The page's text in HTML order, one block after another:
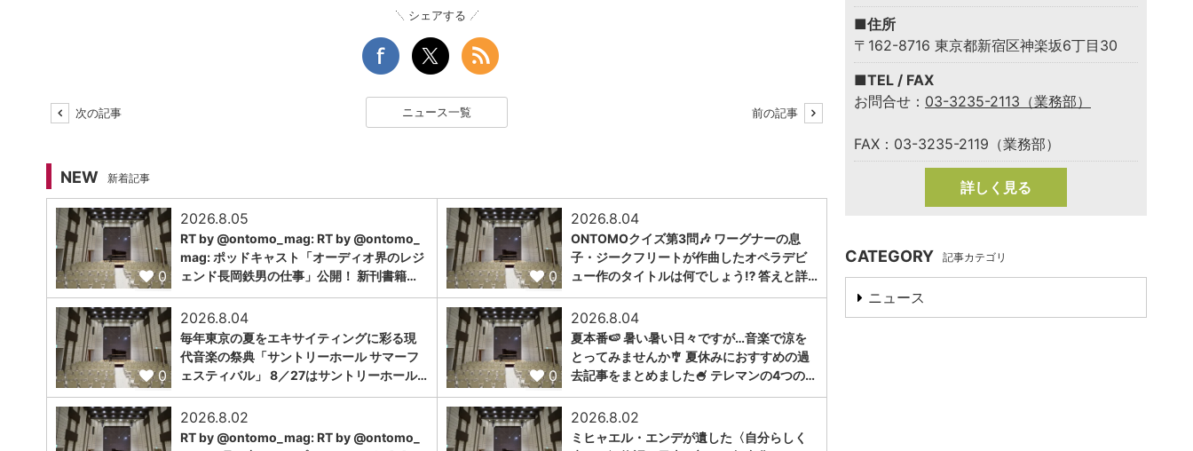
シェアする
次の記事 ニュース一覧 前の記事
NEW 新着記事
0
2026.8.05
RT by @ontomo_mag: RT by @ontomo_
mag: ポッドキャスト「オーディオ界のレジ
ェンド長岡鉄男の仕事」公開！ 新刊書籍…
0
2026.8.04
ONTOMOクイズ第3問🎶 ワーグナーの息
子・ジークフリートが作曲したオペラデビ
ュー作のタイトルは何でしょう⁉️ 答えと詳…
0
2026.8.04
毎年東京の夏をエキサイティングに彩る現
代音楽の祭典「サントリーホール サマーフ
ェスティバル」 8／27はサントリーホール…
0
2026.8.04
夏本番🍉 暑い暑い日々ですが…音楽で涼を
とってみませんか🎐 夏休みにおすすめの過
去記事をまとめました🍧 テレマンの4つの…
2026.8.02
RT by @ontomo_mag: RT by @ontomo_
2026.8.02
ミヒャエル・エンデが遺した〈自分らしく
■住所
〒162-8716 東京都新宿区神楽坂6丁目30
■TEL / FAX
お問合せ： 03-3235-2113（業務部）
FAX：03-3235-2119（業務部）
詳しく見る
CATEGORY 記事カテゴリ
ニュース